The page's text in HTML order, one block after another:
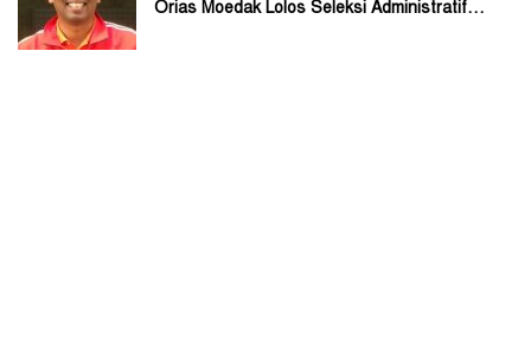
Orias Moedak Lolos Seleksi Administratif